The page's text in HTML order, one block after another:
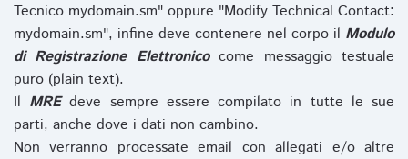
Tecnico mydomain.sm" oppure "Modify Technical Contact:
mydomain.sm", infine deve contenere nel corpo il Modulo
di Registrazione Elettronicocome messaggio testuale
puro (plain text).
Il MREdeve sempre essere compilato in tutte le sue
parti, anche dove i dati non cambino.
Non verranno processate email con allegati e/o altre